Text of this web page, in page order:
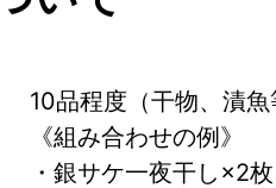
10品程度（干物、漬魚
《組み合わせの例》
・銀サケ一夜干し×2枚